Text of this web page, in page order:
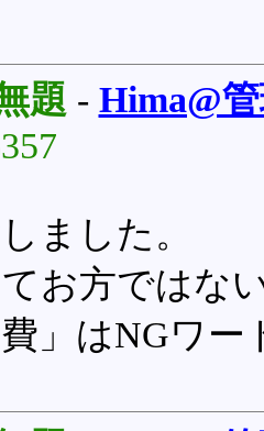
題 - Hima@
ました。
お方ではな
費」はNGワ